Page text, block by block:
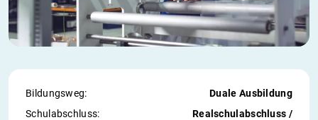
Bildungsweg:
Duale Ausbildung
Schul­abschluss:
Realschulabschluss /